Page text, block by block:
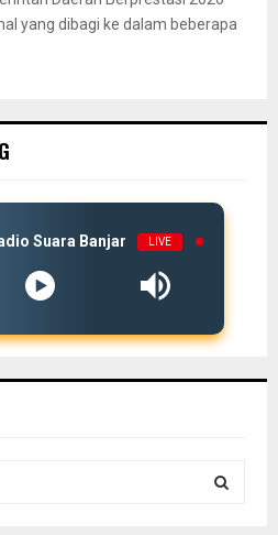
yang dibagi ke dalam beberapa
Suara Banjar LIVE